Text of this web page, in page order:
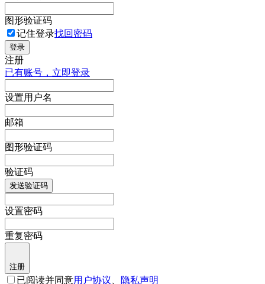
图形验证码
记住登录找回密码
登录
注册
已有账号，立即登录
设置用户名
邮箱
图形验证码
验证码
发送验证码
设置密码
重复密码
注册
已阅读并同意用户协议 隐私声明